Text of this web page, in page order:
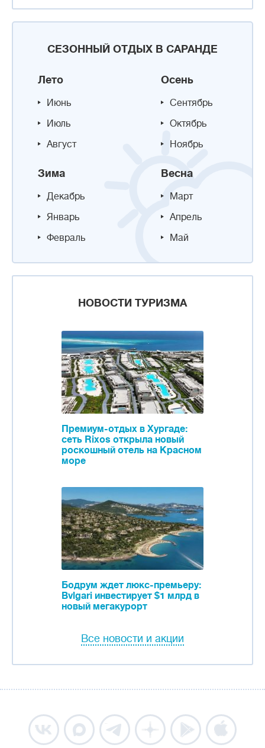
СЕЗОННЫЙ ОТДЫХ В САРАНДЕ
Лето
Июнь
Июль
Август
Осень
Сентябрь
Октябрь
Ноябрь
Зима
Декабрь
Январь
Февраль
Весна
Март
Апрель
Май
НОВОСТИ ТУРИЗМА
Премиум-отдых в Хургаде:
сеть Rixos открыла новый
роскошный отель на Красном
море
Бодрум ждет люкс-премьеру:
Bvlgari инвестирует $1 млрд в
новый мегакурорт
Все новости и акции